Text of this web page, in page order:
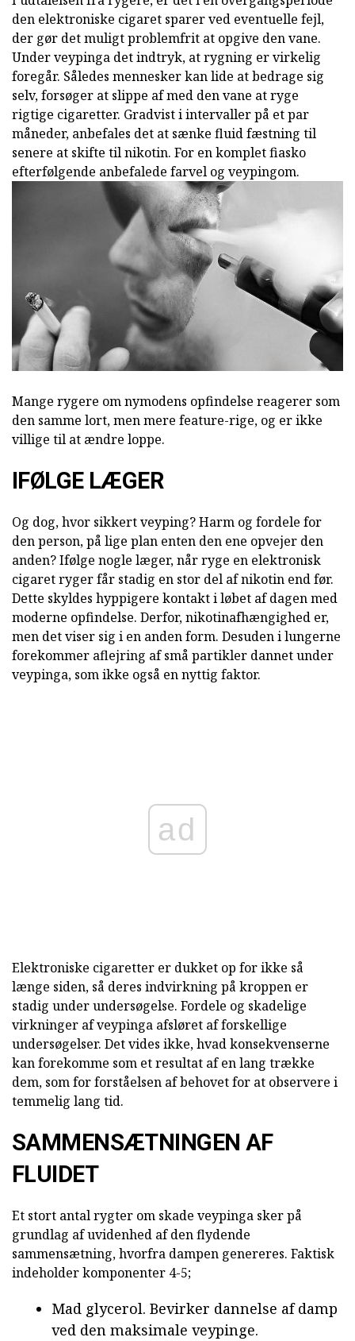
den elektroniske cigaret sparer ved eventuelle fejl,
der gør det muligt problemfrit at opgive den vane.
Under veypinga det indtryk, at rygning er virkelig
foregår. Således mennesker kan lide at bedrage sig
selv, forsøger at slippe af med den vane at ryge
rigtige cigaretter. Gradvist i intervaller på et par
måneder, anbefales det at sænke fluid fæstning til
senere at skifte til nikotin. For en komplet fiasko
efterfølgende anbefalede farvel og veypingom.
Mange rygere om nymodens opfindelse reagerer som
den samme lort, men mere feature-rige, og er ikke
villige til at ændre loppe.
IFØLGE LÆGER
Og dog, hvor sikkert veyping? Harm og fordele for
den person, på lige plan enten den ene opvejer den
anden? Ifølge nogle læger, når ryge en elektronisk
cigaret ryger får stadig en stor del af nikotin end før.
Dette skyldes hyppigere kontakt i løbet af dagen med
moderne opfindelse. Derfor, nikotinafhængighed er,
men det viser sig i en anden form. Desuden i lungerne
forekommer aflejring af små partikler dannet under
veypinga, som ikke også en nyttig faktor.
ad
Elektroniske cigaretter er dukket op for ikke så
længe siden, så deres indvirkning på kroppen er
stadig under undersøgelse. Fordele og skadelige
virkninger af veypinga afsløret af forskellige
undersøgelser. Det vides ikke, hvad konsekvenserne
kan forekomme som et resultat af en lang trække
dem, som for forståelsen af behovet for at observere i
temmelig lang tid.
SAMMENSÆTNINGEN AF
FLUIDET
Et stort antal rygter om skade veypinga sker på
grundlag af uvidenhed af den flydende
sammensætning, hvorfra dampen genereres. Faktisk
indeholder komponenter 4-5;
Mad glycerol. Bevirker dannelse af damp
ved den maksimale veypinge.